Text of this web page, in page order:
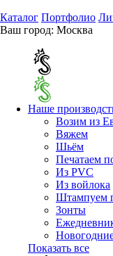
Каталог Портфолио
Ваш город: Москва
Наше
Возим из
Вяжем
Шьём
Печатаем
Из PVC
Из войлока
Штампуем
Зонты
Показать все